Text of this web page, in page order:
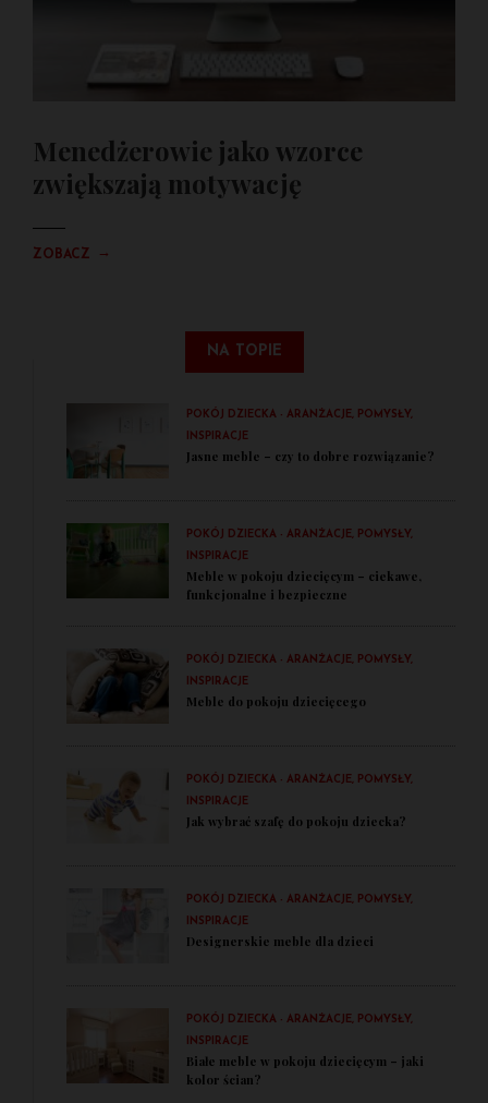
Menedżerowie jako wzorce
zwiększają motywację
ZOBACZ →
NA TOPIE
POKÓJ DZIECKA - ARANŻACJE, POMYSŁY,
INSPIRACJE
Jasne meble – czy to dobre rozwiązanie?
POKÓJ DZIECKA - ARANŻACJE, POMYSŁY,
INSPIRACJE
Meble w pokoju dziecięcym – ciekawe,
funkcjonalne i bezpieczne
POKÓJ DZIECKA - ARANŻACJE, POMYSŁY,
INSPIRACJE
Meble do pokoju dziecięcego
POKÓJ DZIECKA - ARANŻACJE, POMYSŁY,
INSPIRACJE
Jak wybrać szafę do pokoju dziecka?
POKÓJ DZIECKA - ARANŻACJE, POMYSŁY,
INSPIRACJE
Designerskie meble dla dzieci
POKÓJ DZIECKA - ARANŻACJE, POMYSŁY,
INSPIRACJE
Białe meble w pokoju dziecięcym – jaki
kolor ścian?